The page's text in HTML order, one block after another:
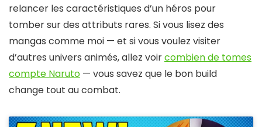
relancer les caractéristiques d’un héros pour
tomber sur des attributs rares. Si vous lisez des
mangas comme moi — et si vous voulez visiter
d’autres univers animés, allez voircombien de tomes
compte Naruto — vous savez que le bon build
change tout au combat.